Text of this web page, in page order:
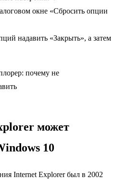
окне «Сбросить опции
надавить «Закрыть», а затем
может
10
Internet Explorer был в 2002